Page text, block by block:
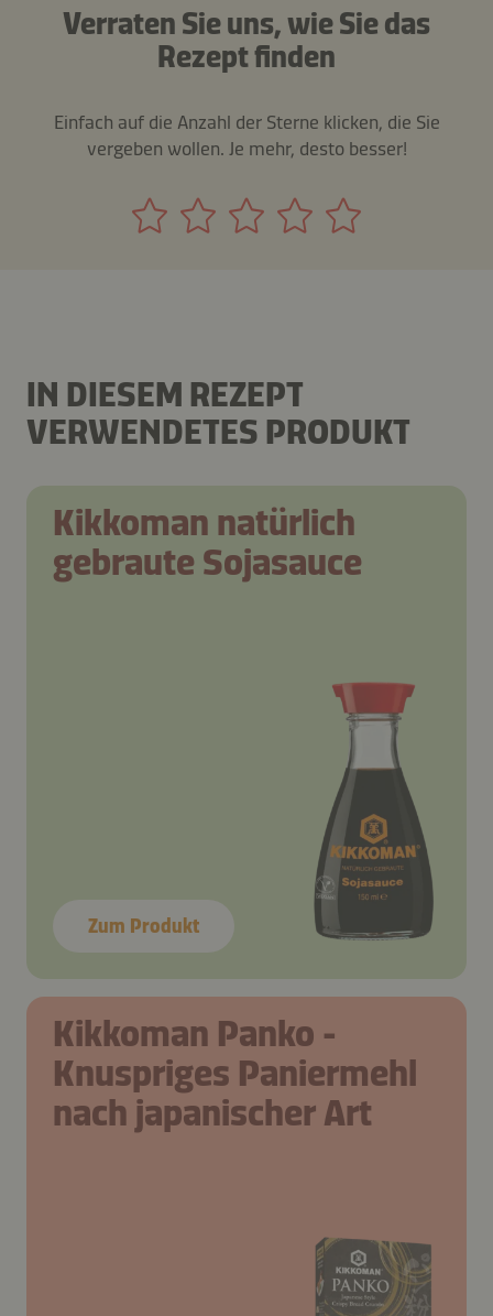
Verraten Sie uns, wie Sie das
Rezept finden
Einfach auf die Anzahl der Sterne klicken, die Sie
vergeben wollen. Je mehr, desto besser!
IN DIESEM REZEPT
VERWENDETES PRODUKT
Kikkoman natürlich
gebraute Sojasauce
Zum Produkt
Kikkoman Panko -
Knuspriges Paniermehl
nach japanischer Art